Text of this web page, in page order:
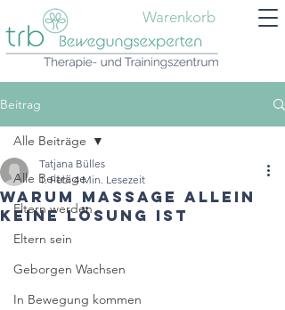
Warenkorb
Beitrag
Alle Beiträge
Eltern werden
Eltern sein
Geborgen Wachsen
In Bewegung kommen
Alle Beiträge
Warum Massage allein
keine Lösung ist
Tatjana Bülles
1. Feb. 4 Min. Lesezeit